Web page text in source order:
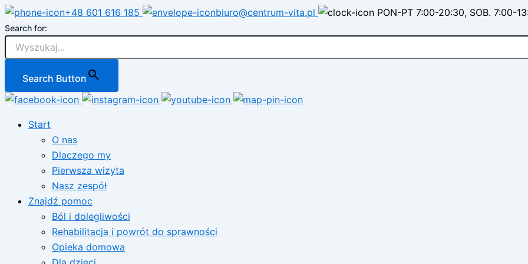
Przejdź
do
treści
+48 601 616 185 biuro@centrum-vita.pl PON-PT 7:00-20:30, SOB. 7:00-
Search for:
Search Button
Start
O nas
Dlaczego my
Pierwsza wizyta
Nasz zespół
Znajdź pomoc
Ból i dolegliwości
Rehabilitacja i powrót do sprawności
Opieka domowa